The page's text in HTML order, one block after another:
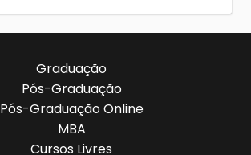
Graduação
Pós-Graduação
Pós-Graduação Online
MBA
Cursos Livres